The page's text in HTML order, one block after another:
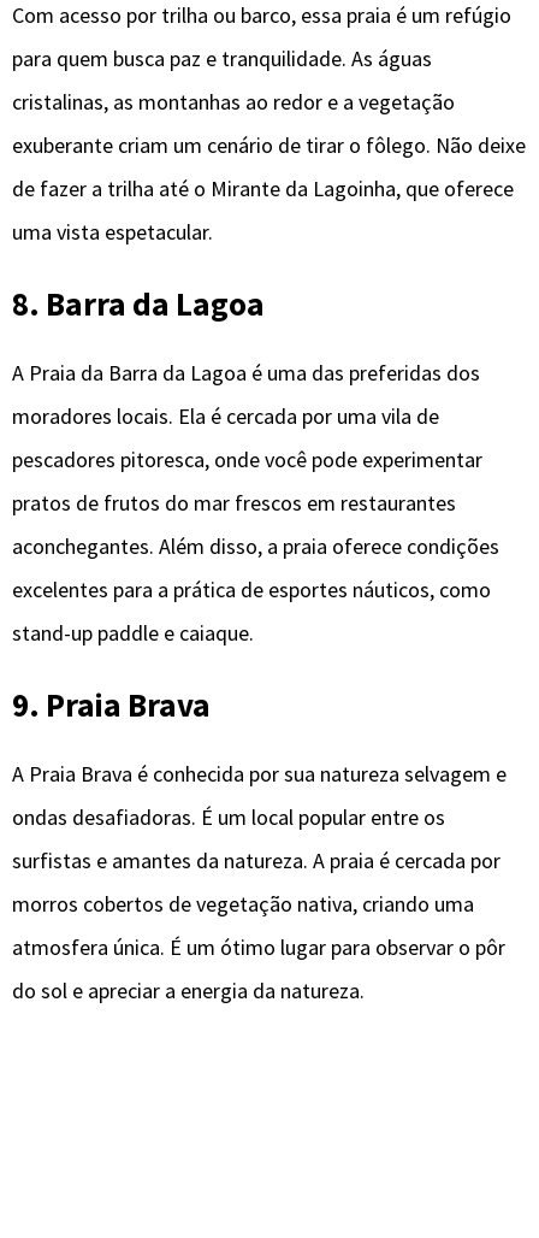
Com acesso por trilha ou barco, essa praia é um refúgio
para quem busca paz e tranquilidade. As águas
cristalinas, as montanhas ao redor e a vegetação
exuberante criam um cenário de tirar o fôlego. Não deixe
de fazer a trilha até o Mirante da Lagoinha, que oferece
uma vista espetacular.
8. Barra da Lagoa
A Praia da Barra da Lagoa é uma das preferidas dos
moradores locais. Ela é cercada por uma vila de
pescadores pitoresca, onde você pode experimentar
pratos de frutos do mar frescos em restaurantes
aconchegantes. Além disso, a praia oferece condições
excelentes para a prática de esportes náuticos, como
stand-up paddle e caiaque.
9. Praia Brava
A Praia Brava é conhecida por sua natureza selvagem e
ondas desafiadoras. É um local popular entre os
surfistas e amantes da natureza. A praia é cercada por
morros cobertos de vegetação nativa, criando uma
atmosfera única. É um ótimo lugar para observar o pôr
do sol e apreciar a energia da natureza.